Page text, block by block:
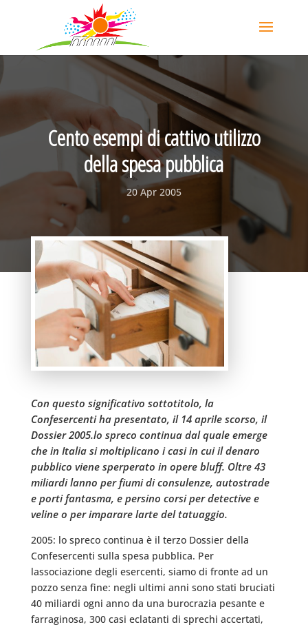
Cento esempi di cattivo utilizzo
della spesa pubblica
20 Apr 2005
Con questo significativo sottotitolo, la
Confesercenti ha presentato, il 14 aprile scorso, il
Dossier 2005.lo spreco continua dal quale emerge
che in Italia si moltiplicano i casi in cui il denaro
pubblico viene sperperato in opere bluff. Oltre 43
miliardi lanno per fiumi di consulenze, autostrade
e porti fantasma, e persino corsi per detective e
veline o per imparare larte del tatuaggio.
2005: lo spreco continua è il terzo Dossier della
Confesercenti sulla spesa pubblica. Per
lassociazione degli esercenti, siamo di fronte ad un
pozzo senza fine: negli ultimi anni sono stati bruciati
40 miliardi ogni anno da una burocrazia pesante e
farraginosa, 300 casi eclatanti di sprechi accertati,